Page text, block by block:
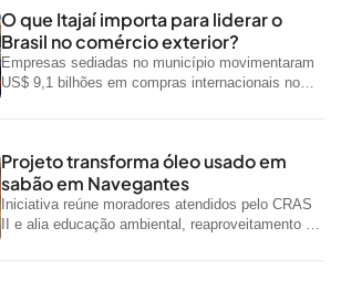
O que Itajaí importa para liderar o
Brasil no comércio exterior?
Empresas sediadas no município movimentaram
US$ 9,1 bilhões em compras internacionais no
Projeto transforma óleo usado em
sabão em Navegantes
Iniciativa reúne moradores atendidos pelo CRAS
II e alia educação ambiental, reaproveitamento de